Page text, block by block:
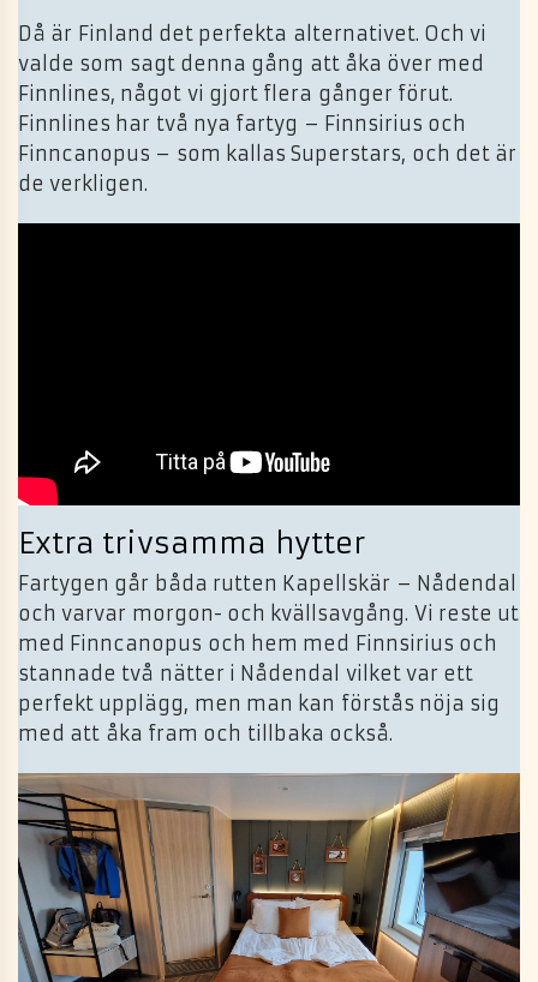
Då är Finland det perfekta alternativet. Och vi
valde som sagt denna gång att åka över med
Finnlines, något vi gjort flera gånger förut.
Finnlines har två nya fartyg – Finnsirius och
Finncanopus – som kallas Superstars, och det är
de verkligen.
Extra trivsamma hytter
Fartygen går båda rutten Kapellskär – Nådendal
och varvar morgon- och kvällsavgång. Vi reste ut
med Finncanopus och hem med Finnsirius och
stannade två nätter i Nådendal vilket var ett
perfekt upplägg, men man kan förstås nöja sig
med att åka fram och tillbaka också.